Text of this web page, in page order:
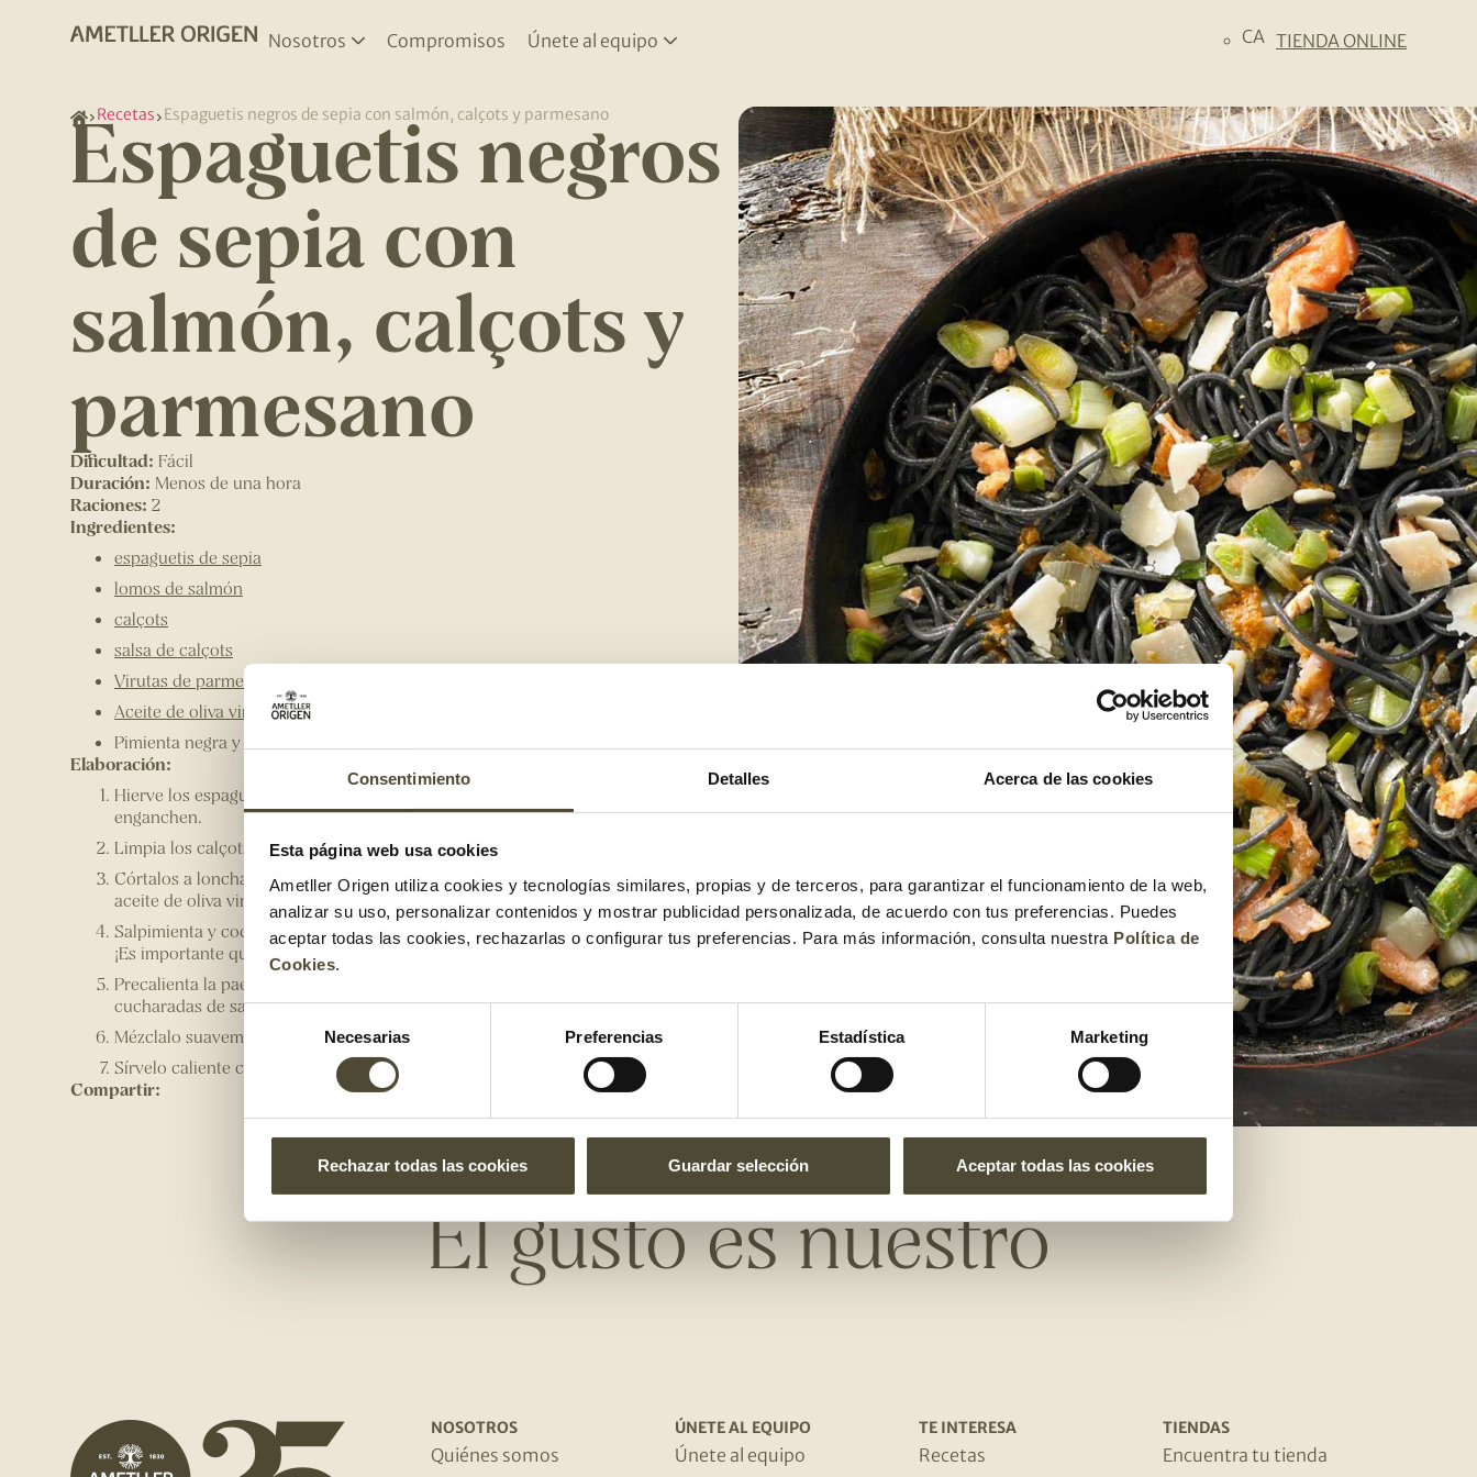
Consentimiento Detalles Acerca de las cookies
Esta página web usa cookies
Ametller Origen utiliza cookies y tecnologías similares, propias y de terceros, para garantizar el funcionamiento de la web,
analizar su uso, personalizar contenidos y mostrar publicidad personalizada, de acuerdo con tus preferencias. Puedes
aceptar todas las cookies, rechazarlas o configurar tus preferencias. Para más información, consulta nuestra Política de
Cookies.
Selección
consentimiento
Necesarias Preferencias Estadística Marketing
Rechazar todas las cookies Guardar selección Aceptar todas las cookies
Nosotros Compromisos Únete al equipo CA TIENDA ONLINE
Recetas Espaguetis negros de sepia con salmón, calçots y parmesano
Espaguetis negros
de sepia con
salmón, calçots y
parmesano
Dificultad: Fácil
Duración: Menos de una hora
Raciones: 2
Ingredientes:
espaguetis de sepia
lomos de salmón
calçots
salsa de calçots
Virutas de parmesano
Aceite de oliva virgen extra
Pimienta negra y sal en escamas
Elaboración:
Hierve los espaguetis, escúrrelos y añade un chorrito de aceite para que no se
enganchen.
Limpia los calçots, retira 1 o 2 capas de piel y corta el tallo verde.
Córtalos a lonchas y saltéalos en una paella grande con un par de cucharadas de
aceite de oliva virgen extra. Resérvalo.
Salpimienta y cocina a la plancha el salmón durante 7 minutos aproximadamente.
¡Es importante que no lo cocines en exceso para que no quede seco!
Precalienta la paella con los calçots salteados, añade los espaguetis, un par de
cucharadas de salsa romesco y el salmón troceado.
Mézclalo suavemente y rectifícalo de sal y pimienta si hace falta.
Sírvelo caliente con las virutas de parmesano.
Compartir:
El gusto es nuestro
NOSOTROS
Quiénes somos
ÚNETE AL EQUIPO
Únete al equipo
TE INTERESA
Recetas
TIENDAS
Encuentra tu tienda